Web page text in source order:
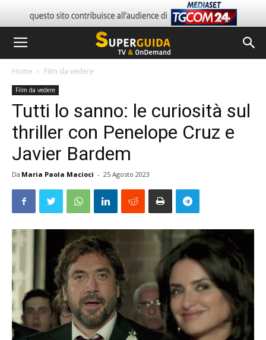
Home Film da vedere
Film da vedere
Tutti lo sanno: le curiosità sul
thriller con Penelope Cruz e
Javier Bardem
Da Maria Paola Macioci - 25 Agosto 2023